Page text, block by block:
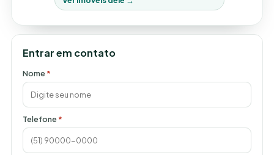
Entrar em contato
Nome*
Telefone*